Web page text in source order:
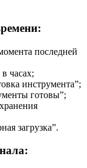
последней
часах;
инструмента”;
готовы”;
загрузка”.